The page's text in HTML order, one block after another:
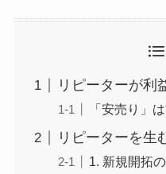
リピーターが利
「安売り」
リピーターを生
1. 新規開拓